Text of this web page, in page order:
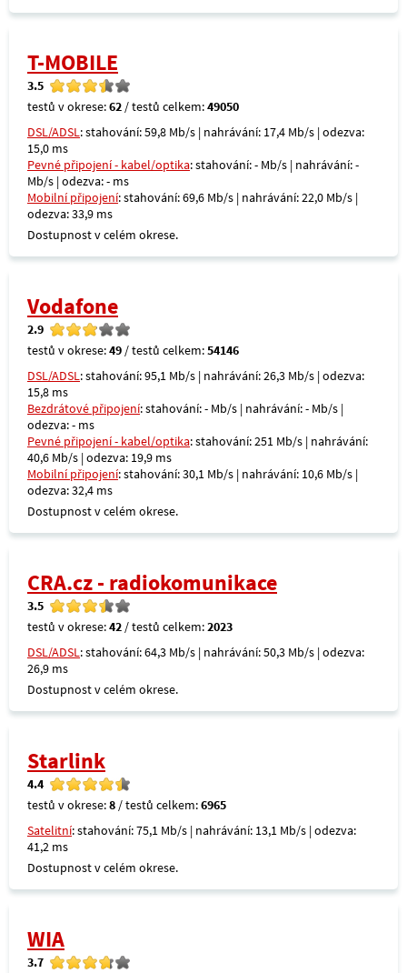
T-MOBILE
3.5
testů v okrese:62 / testů celkem:49050
DSL/ADSL: stahování: 59,8 Mb/s | nahrávání: 17,4 Mb/s | odezva:
15,0 ms
Pevné připojení - kabel/optika: stahování: - Mb/s | nahrávání: -
Mb/s | odezva: - ms
Mobilní připojení: stahování: 69,6 Mb/s | nahrávání: 22,0 Mb/s |
odezva: 33,9 ms
Dostupnost v celém okrese.
Vodafone
2.9
testů v okrese:49 / testů celkem:54146
DSL/ADSL: stahování: 95,1 Mb/s | nahrávání: 26,3 Mb/s | odezva:
15,8 ms
Bezdrátové připojení: stahování: - Mb/s | nahrávání: - Mb/s |
odezva: - ms
Pevné připojení - kabel/optika: stahování: 251 Mb/s | nahrávání:
40,6 Mb/s | odezva: 19,9 ms
Mobilní připojení: stahování: 30,1 Mb/s | nahrávání: 10,6 Mb/s |
odezva: 32,4 ms
Dostupnost v celém okrese.
CRA.cz - radiokomunikace
3.5
testů v okrese:42 / testů celkem:2023
DSL/ADSL: stahování: 64,3 Mb/s | nahrávání: 50,3 Mb/s | odezva:
26,9 ms
Dostupnost v celém okrese.
Starlink
4.4
testů v okrese:8 / testů celkem:6965
Satelitní: stahování: 75,1 Mb/s | nahrávání: 13,1 Mb/s | odezva:
41,2 ms
Dostupnost v celém okrese.
WIA
3.7